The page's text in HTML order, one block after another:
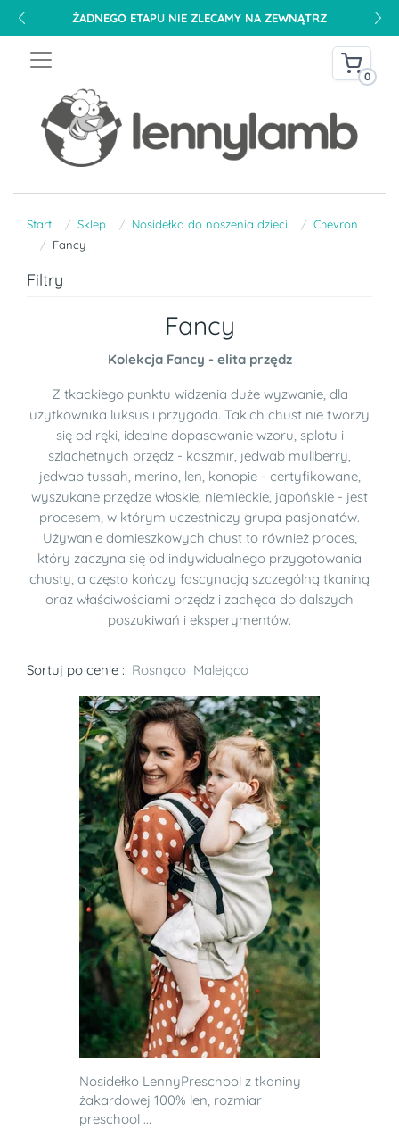
ŻADNEGO ETAPU NIE ZLECAMY NA ZEWNĄTRZ
0
Start Sklep Nosidełka do noszenia dzieci
Chevron
Fancy
Filtry
Fancy
Kolekcja Fancy - elita przędz
Z tkackiego punktu widzenia duże wyzwanie, dla
użytkownika luksus i przygoda. Takich chust nie tworzy
się od ręki, idealne dopasowanie wzoru, splotu i
szlachetnych przędz - kaszmir, jedwab mullberry,
jedwab tussah, merino, len, konopie - certyfikowane,
wyszukane przędze włoskie, niemieckie, japońskie - jest
procesem, w którym uczestniczy grupa pasjonatów.
Używanie domieszkowych chust to również proces,
który zaczyna się od indywidualnego przygotowania
chusty, a często kończy fascynacją szczególną tkaniną
oraz właściwościami przędz i zachęca do dalszych
poszukiwań i eksperymentów.
Sortuj po cenie : Rosnąco Malejąco
Nosidełko LennyPreschool z tkaniny
żakardowej 100% len, rozmiar
preschool ...